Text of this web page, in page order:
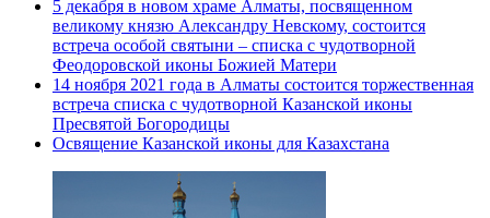
5 декабря в новом храме Алматы, посвященном
великому князю Александру Невскому, состоится
встреча особой святыни – списка с чудотворной
Феодоровской иконы Божией Матери
14 ноября 2021 года в Алматы состоится торжественная
встреча списка с чудотворной Казанской иконы
Пресвятой Богородицы
Освящение Казанской иконы для Казахстана